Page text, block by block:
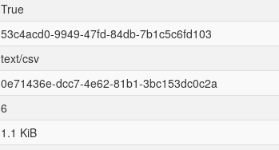
True
53c4acd0-9949-47fd-84db-7b1c5c6fd103
text/csv
0e71436e-dcc7-4e62-81b1-3bc153dc0c2a
6
1.1 KiB